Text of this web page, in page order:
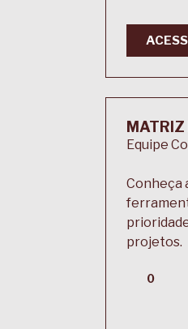
MATRIZ
Equipe
Conheça
projetos.
0